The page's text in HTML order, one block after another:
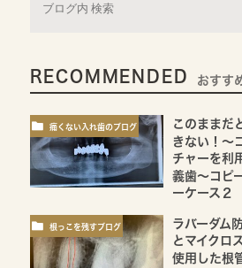
RECOMMENDED おすす
痛くない入れ歯のブログ
このままだ
きない！～
チャーを利
義歯～コピ
ーケース２
根っこを残すブログ
ラバーダム
とマイクロ
使用した根